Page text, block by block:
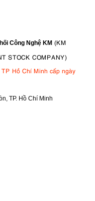
Công Nghệ KM (KM
STOCK COMPANY)
Hồ Chí Minh cấp ngày
TP. Hồ Chí Minh